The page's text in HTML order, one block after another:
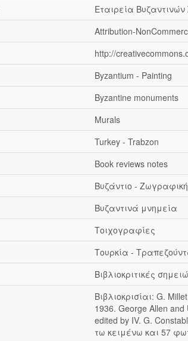
Εταιρεία
Attribution-
http://
Byzantium - Painting
Byzantine monuments
Murals
Turkey - Trabzon
Book reviews notes
Βυζάντιο - Ζωγραφική
Βυζαντινά μνημεία
Τοιχογραφίες
Τουρκία -
Βιβλιοκριτικές
Βιβλιοκρισίαι: G.
1936. George Allen
edited by IV. G.
τω κειμένω και 57